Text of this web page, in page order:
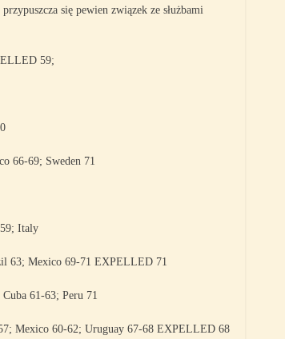
się pewien związek ze służbami
59;
66-69; Sweden 71
Italy
63; Mexico 69-71 EXPELLED 71
61-63; Peru 71
Mexico 60-62; Uruguay 67-68 EXPELLED 68